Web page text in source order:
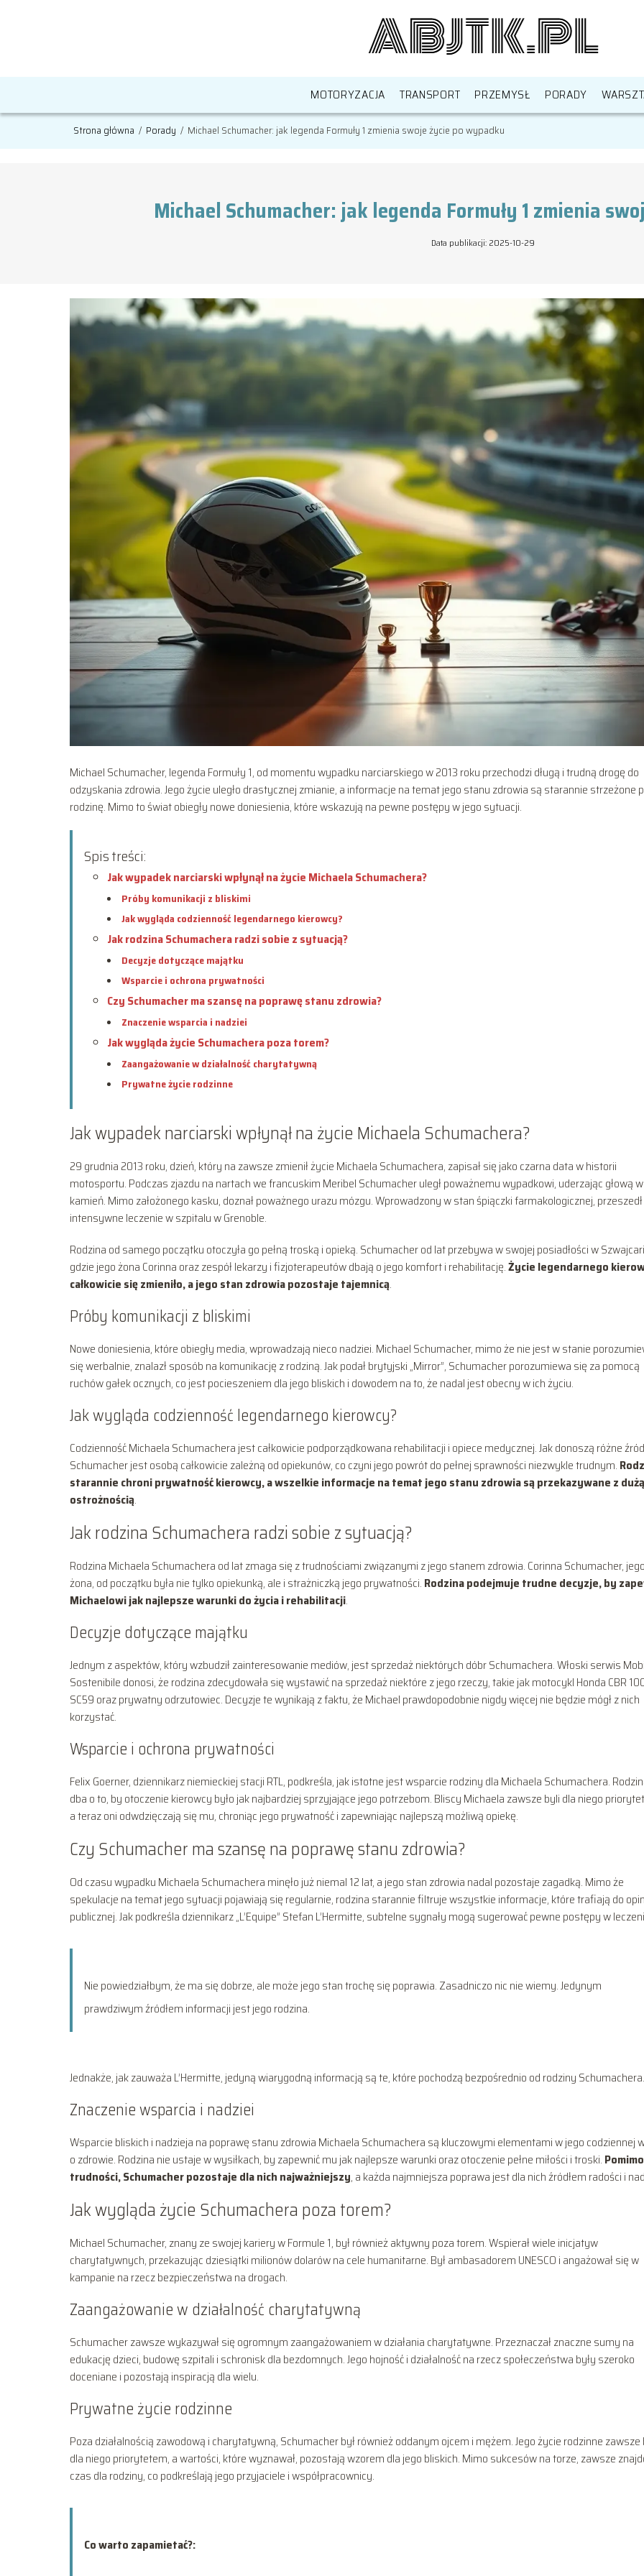
MOTORYZACJA TRANSPORT PRZEMYSŁ PORADY
Strona główna / Porady / Michael Schumacher: jak legenda Formuły 1 zmienia swoje życie po wypadku
Michael Schumacher: jak legenda Formuły 1 zmienia
Data publikacji: 2025-10-29
Michael Schumacher, legenda Formuły 1, od momentu wypadku narciarskiego w 2013 roku przechodzi długą i trudną drogę do
odzyskania zdrowia. Jego życie uległo drastycznej zmianie, a informacje na temat jego stanu zdrowia są starannie strzeżone
rodzinę. Mimo to świat obiegły nowe doniesienia, które wskazują na pewne postępy w jego sytuacji.
Spis treści:
Jak wypadek narciarski wpłynął na życie Michaela Schumachera?
Próby komunikacji z bliskimi
Jak wygląda codzienność legendarnego kierowcy?
Jak rodzina Schumachera radzi sobie z sytuacją?
Decyzje dotyczące majątku
Wsparcie i ochrona prywatności
Czy Schumacher ma szansę na poprawę stanu zdrowia?
Znaczenie wsparcia i nadziei
Jak wygląda życie Schumachera poza torem?
Zaangażowanie w działalność charytatywną
Prywatne życie rodzinne
Jak wypadek narciarski wpłynął na życie Michaela Schumachera?
29 grudnia 2013 roku, dzień, który na zawsze zmienił życie Michaela Schumachera, zapisał się jako czarna data w historii
motosportu. Podczas zjazdu na nartach we francuskim Meribel Schumacher uległ poważnemu wypadkowi, uderzając głową w
kamień. Mimo założonego kasku, doznał poważnego urazu mózgu. Wprowadzony w stan śpiączki farmakologicznej, przeszedł
intensywne leczenie w szpitalu w Grenoble.
Rodzina od samego początku otoczyła go pełną troską i opieką. Schumacher od lat przebywa w swojej posiadłości w
gdzie jego żona Corinna oraz zespół lekarzy i fizjoterapeutów dbają o jego komfort i rehabilitację.Życie legendarnego
całkowicie się zmieniło, a jego stan zdrowia pozostaje tajemnicą.
Próby komunikacji z bliskimi
Nowe doniesienia, które obiegły media, wprowadzają nieco nadziei. Michael Schumacher, mimo że nie jest w stanie
się werbalnie, znalazł sposób na komunikację z rodziną. Jak podał brytyjski „Mirror”, Schumacher porozumiewa się za pomocą
ruchów gałek ocznych, co jest pocieszeniem dla jego bliskich i dowodem na to, że nadal jest obecny w ich życiu.
Jak wygląda codzienność legendarnego kierowcy?
Codzienność Michaela Schumachera jest całkowicie podporządkowana rehabilitacji i opiece medycznej. Jak donoszą różne
Schumacher jest osobą całkowicie zależną od opiekunów, co czyni jego powrót do pełnej sprawności niezwykle trudnym.
starannie chroni prywatność kierowcy, a wszelkie informacje na temat jego stanu zdrowia są przekazywane z dużą
ostrożnością.
Jak rodzina Schumachera radzi sobie z sytuacją?
Rodzina Michaela Schumachera od lat zmaga się z trudnościami związanymi z jego stanem zdrowia. Corinna Schumacher, jego
żona, od początku była nie tylko opiekunką, ale i strażniczką jego prywatności. Rodzina podejmuje trudne decyzje, by
Michaelowi jak najlepsze warunki do życia i rehabilitacji.
Decyzje dotyczące majątku
Jednym z aspektów, który wzbudził zainteresowanie mediów, jest sprzedaż niektórych dóbr Schumachera. Włoski serwis
Sostenibile donosi, że rodzina zdecydowała się wystawić na sprzedaż niektóre z jego rzeczy, takie jak motocykl Honda CBR
SC59 oraz prywatny odrzutowiec. Decyzje te wynikają z faktu, że Michael prawdopodobnie nigdy więcej nie będzie mógł z nich
korzystać.
Wsparcie i ochrona prywatności
Felix Goerner, dziennikarz niemieckiej stacji RTL, podkreśla, jak istotne jest wsparcie rodziny dla Michaela Schumachera.
dba o to, by otoczenie kierowcy było jak najbardziej sprzyjające jego potrzebom. Bliscy Michaela zawsze byli dla niego
a teraz oni odwdzięczają się mu, chroniąc jego prywatność i zapewniając najlepszą możliwą opiekę.
Czy Schumacher ma szansę na poprawę stanu zdrowia?
Od czasu wypadku Michaela Schumachera minęło już niemal 12 lat, a jego stan zdrowia nadal pozostaje zagadką. Mimo że
spekulacje na temat jego sytuacji pojawiają się regularnie, rodzina starannie filtruje wszystkie informacje, które trafiają do
publicznej. Jak podkreśla dziennikarz „L’Equipe” Stefan L’Hermitte, subtelne sygnały mogą sugerować pewne postępy w
Nie powiedziałbym, że ma się dobrze, ale może jego stan trochę się poprawia. Zasadniczo nic nie wiemy. Jedynym
prawdziwym źródłem informacji jest jego rodzina.
Jednakże, jak zauważa L’Hermitte, jedyną wiarygodną informacją są te, które pochodzą bezpośrednio od rodziny Schumachera.
Znaczenie wsparcia i nadziei
Wsparcie bliskich i nadzieja na poprawę stanu zdrowia Michaela Schumachera są kluczowymi elementami w jego codziennej
o zdrowie. Rodzina nie ustaje w wysiłkach, by zapewnić mu jak najlepsze warunki oraz otoczenie pełne miłości i troski. Pomimo
trudności, Schumacher pozostaje dla nich najważniejszy, a każda najmniejsza poprawa jest dla nich źródłem radości i
Jak wygląda życie Schumachera poza torem?
Michael Schumacher, znany ze swojej kariery w Formule 1, był również aktywny poza torem. Wspierał wiele inicjatyw
charytatywnych, przekazując dziesiątki milionów dolarów na cele humanitarne. Był ambasadorem UNESCO i angażował się w
kampanie na rzecz bezpieczeństwa na drogach.
Zaangażowanie w działalność charytatywną
Schumacher zawsze wykazywał się ogromnym zaangażowaniem w działania charytatywne. Przeznaczał znaczne sumy na
edukację dzieci, budowę szpitali i schronisk dla bezdomnych. Jego hojność i działalność na rzecz społeczeństwa były szeroko
doceniane i pozostają inspiracją dla wielu.
Prywatne życie rodzinne
Poza działalnością zawodową i charytatywną, Schumacher był również oddanym ojcem i mężem. Jego życie rodzinne zawsze
dla niego priorytetem, a wartości, które wyznawał, pozostają wzorem dla jego bliskich. Mimo sukcesów na torze, zawsze
czas dla rodziny, co podkreślają jego przyjaciele i współpracownicy.
Co warto zapamietać?: